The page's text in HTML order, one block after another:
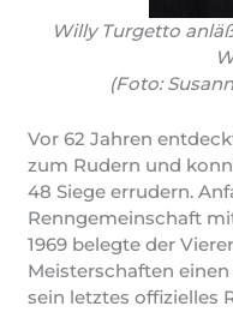
Willy Turgetto
(Foto:
Vor 62 Jahren
zum Rudern und
48 Siege errudern.
Renngemeinschaft
1969 belegte der
Meisterschaften
sein letztes offizielles